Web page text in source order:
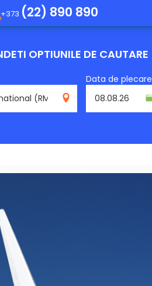
+373 (22) 890 890
OPTIUNILE DE CAUTARE
RMO
Data de plecare